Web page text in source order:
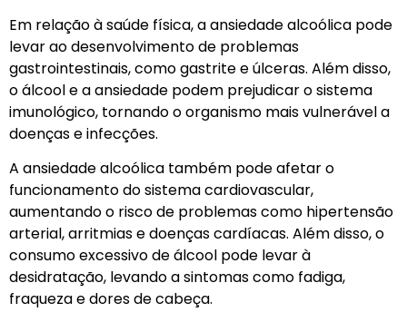
Em relação à saúde física, a ansiedade alcoólica pode
levar ao desenvolvimento de problemas
gastrointestinais, como gastrite e úlceras. Além disso,
o álcool e a ansiedade podem prejudicar o sistema
imunológico, tornando o organismo mais vulnerável a
doenças e infecções.
A ansiedade alcoólica também pode afetar o
funcionamento do sistema cardiovascular,
aumentando o risco de problemas como hipertensão
arterial, arritmias e doenças cardíacas. Além disso, o
consumo excessivo de álcool pode levar à
desidratação, levando a sintomas como fadiga,
fraqueza e dores de cabeça.